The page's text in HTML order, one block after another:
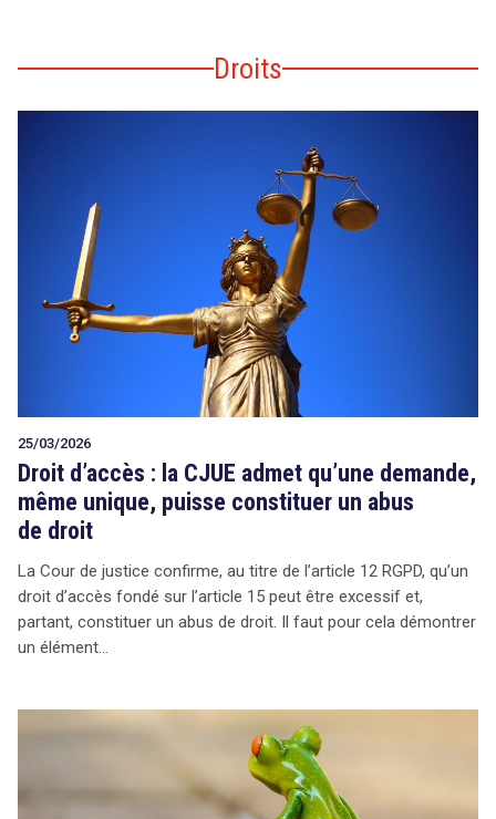
Droits
25/03/2026
Droit d’accès : la CJUE admet qu’une demande,
même unique, puisse constituer un abus
de droit
La Cour de justice confirme, au titre de l’article 12 RGPD, qu’un
droit d’accès fondé sur l’article 15 peut être excessif et,
partant, constituer un abus de droit. Il faut pour cela démontrer
un élément…